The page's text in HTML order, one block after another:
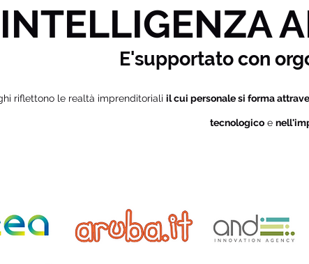
INTELLIGENZA
E'supportato con
riflettono le realtà imprenditoriali il cui personale si forma
tecnologico e